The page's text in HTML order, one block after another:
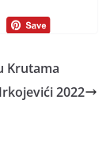
Krutama
2022